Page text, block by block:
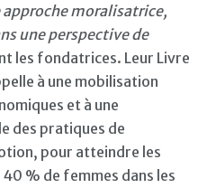
approche moralisatrice,
une perspective de
les fondatrices. Leur Livre
à une mobilisation
et à une
des pratiques de
pour atteindre les
% de femmes dans les